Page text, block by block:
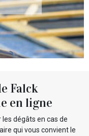
Falck
en ligne
dégâts en cas de
qui vous convient le